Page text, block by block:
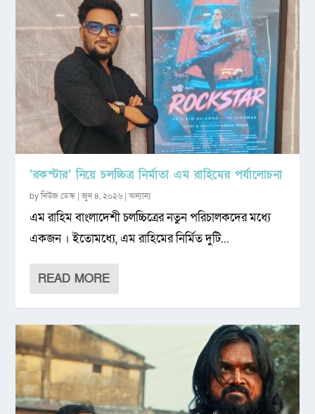
‘রকস্টার’ নিয়ে চলচ্চিত্র নির্মাতা এম রাহিমের পর্যালোচনা
byনিউজ ডেস্ক |জুন ৪, ২০২৬ |অন্যান্য
এম রাহিম বাংলাদেশী চলচ্চিত্রের নতুন পরিচালকদের মধ্যে
একজন । ইতোমধ্যে, এম রাহিমের নির্মিত দুটি...
READ MORE